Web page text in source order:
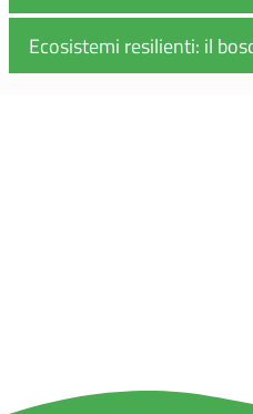
Ecosistemi resilienti: il